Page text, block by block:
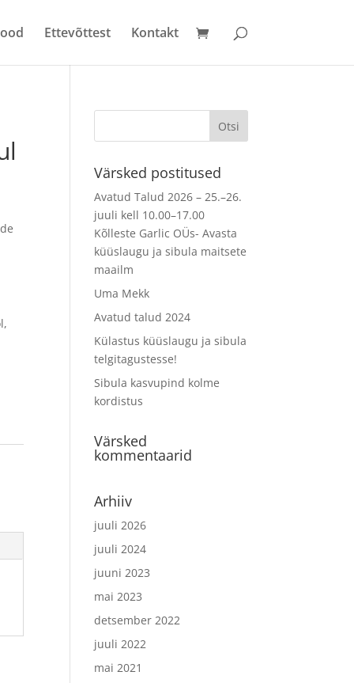
Ettevõttest Kontakt
Värsked postitused
Avatud Talud 2026 – 25.–26.
juuli kell 10.00–17.00
Kõlleste Garlic OÜs- Avasta
küüslaugu ja sibula maitsete
maailm
Uma Mekk
Avatud talud 2024
Külastus küüslaugu ja sibula
telgitagustesse!
Sibula kasvupind kolme
kordistus
Värsked
kommentaarid
Arhiiv
juuli 2026
juuli 2024
juuni 2023
mai 2023
detsember 2022
juuli 2022
mai 2021